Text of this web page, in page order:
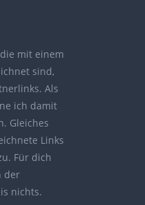
mit einem
sind,
Als
ich damit
Gleiches
Links
Für dich
der
nichts.